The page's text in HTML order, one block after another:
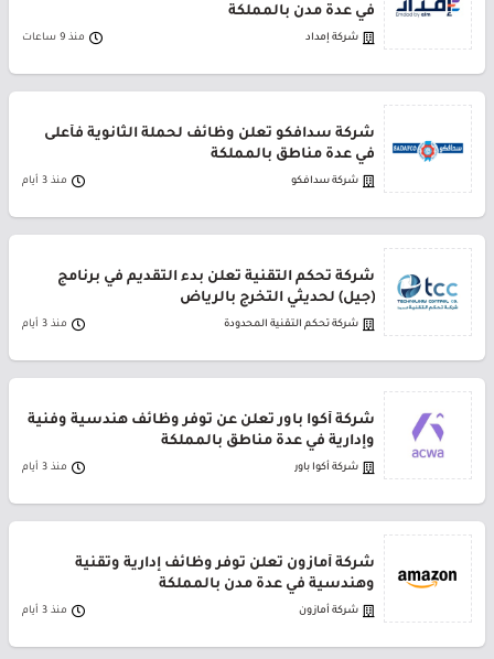
في عدة مدن بالمملكة
شركة إمداد منذ 9 ساعات
شركة سدافكو تعلن وظائف لحملة الثانوية فأعلى
في عدة مناطق بالمملكة
شركة سدافكو منذ 3 أيام
شركة تحكم التقنية تعلن بدء التقديم في برنامج
(جيل) لحديثي التخرج بالرياض
شركة تحكم التقنية المحدودة منذ 3 أيام
شركة أكوا باور تعلن عن توفر وظائف هندسية وفنية
وإدارية في عدة مناطق بالمملكة
شركة أكوا باور منذ 3 أيام
شركة أمازون تعلن توفر وظائف إدارية وتقنية
وهندسية في عدة مدن بالمملكة
شركة أمازون منذ 3 أيام